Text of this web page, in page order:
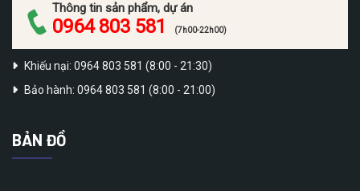
Thông tin sản phẩm, dự án
0964 803 581 (7h00-22h00)
Khiếu nại: 0964 803 581 (8:00 - 21:30)
Bảo hành: 0964 803 581 (8:00 - 21:00)
BẢN ĐỒ